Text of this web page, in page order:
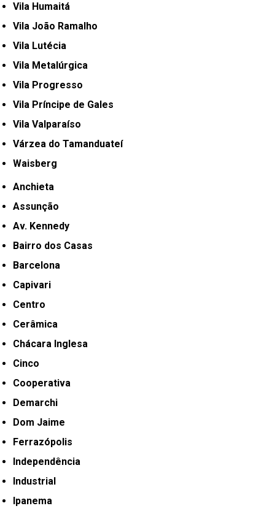
Vila Humaitá
Vila João Ramalho
Vila Lutécia
Vila Metalúrgica
Vila Progresso
Vila Príncipe de Gales
Vila Valparaíso
Várzea do Tamanduateí
Waisberg
Anchieta
Assunção
Av. Kennedy
Bairro dos Casas
Barcelona
Capivari
Centro
Cerâmica
Chácara Inglesa
Cinco
Cooperativa
Demarchi
Dom Jaime
Ferrazópolis
Independência
Industrial
Ipanema